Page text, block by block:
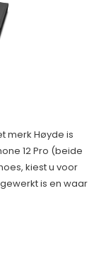
merk Høyde is
12 Pro (beide
kiest u voor
is en waar